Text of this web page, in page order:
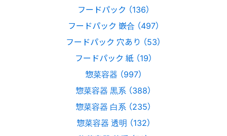
フードパック （136）
フードパック 嵌合 （497）
フードパック 穴あり （53）
フードパック 紙 （19）
惣菜容器 （997）
惣菜容器 黒系 （388）
惣菜容器 白系 （235）
惣菜容器 透明 （132）